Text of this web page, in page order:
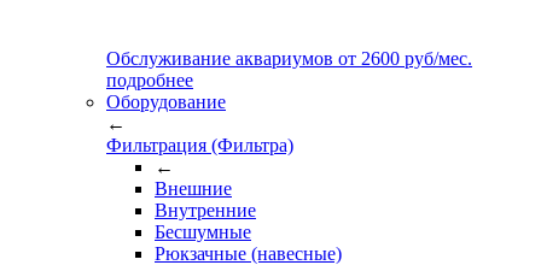
Обслуживание аквариумов от 2600 руб/мес.
подробнее
Оборудование
←
Фильтрация (Фильтра)
←
Внешние
Внутренние
Бесшумные
Рюкзачные (навесные)